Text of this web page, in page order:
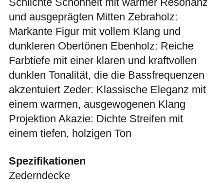
und ausgeprägten Mitten Zebraholz:
Markante Figur mit vollem Klang und
dunkleren Obertönen Ebenholz: Reiche
Farbtiefe mit einer klaren und kraftvollen
dunklen Tonalität, die die Bassfrequenzen
akzentuiert Zeder: Klassische Eleganz mit
einem warmen, ausgewogenen Klang
Projektion Akazie: Dichte Streifen mit
einem tiefen, holzigen Ton
Spezifikationen
Zederndecke